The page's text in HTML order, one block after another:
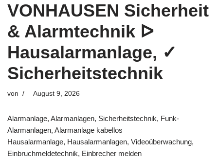
VONHAUSEN Sicherheit
& Alarmtechnik ᐅ
Hausalarmanlage, ✓
Sicherheitstechnik
von August 9, 2026
Alarmanlage, Alarmanlagen, Sicherheitstechnik, Funk-
Alarmanlagen, Alarmanlage kabellos
Hausalarmanlage, Hausalarmanlagen, Videoüberwachung,
Einbruchmeldetechnik, Einbrecher melden